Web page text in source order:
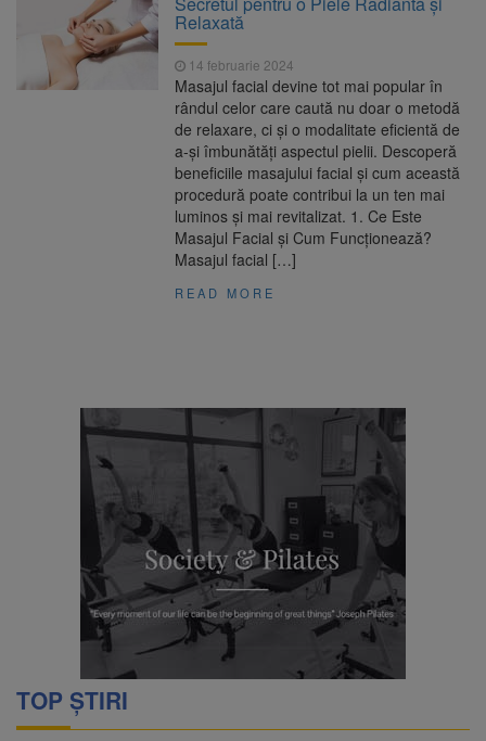
Ormeniș
6 august 2026
AUR a lansat platforma
suspeND.ro pentru urmărirea inițiativei de
suspendare a președintelui Nicușor Dan
6 august 2026
Înalta Curte analizează
dosarul lui Călin Georgescu și Horațiu Potra.
Judecătorii decid dacă începe procesul
Strategia națională pentru
biodiversitate 2026-2030, adoptată de Senat.
Proiectul merge la promulgare
Relaxată
14 februarie 2024
Masajul facial devine tot mai popular în
rândul celor care caută nu doar o metodă
de relaxare, ci și o modalitate eficientă de
a-și îmbunătăți aspectul pielii. Descoperă
beneficiile masajului facial și cum această
procedură poate contribui la un ten mai
luminos și mai revitalizat. 1. Ce Este
Masajul Facial și Cum Funcționează?
Masajul facial […]
READ MORE
TOP ȘTIRI